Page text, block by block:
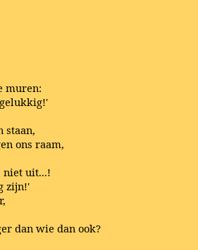
muren:
staan,
ons raam,
niet uit...!
zijn!'
dan wie dan ook?